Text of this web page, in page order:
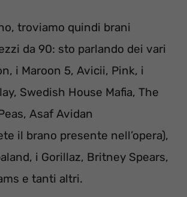
troviamo quindi brani
da 90: sto parlando dei vari
i Maroon 5, Avicii, Pink, i
Swedish House Mafia, The
Asaf Avidan
il brano presente nell’opera),
i Gorillaz, Britney Spears,
e tanti altri.